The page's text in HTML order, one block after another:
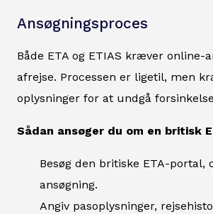
Ansøgningsproces
Både ETA og ETIAS kræver online-
afrejse. Processen er ligetil, men
oplysninger for at undgå
Sådan ansøger du om en britisk
Besøg den britiske ETA-portal,
ansøgning.
Angiv pasoplysninger,